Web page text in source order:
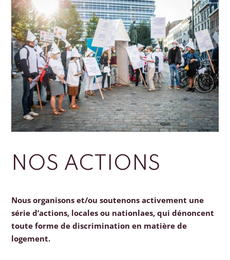
NOS ACTIONS
Nous organisons et/ou soutenons activement une
série d’actions, locales ou nationlaes, qui dénoncent
toute forme de discrimination en matière de
logement.